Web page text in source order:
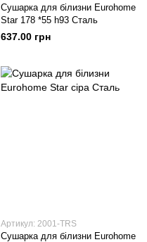
Сушарка для білизни Eurohome
Star 178 *55 h93 Сталь
637.00 грн
Артикул: 2001-TRS
Сушарка для білизни Eurohome